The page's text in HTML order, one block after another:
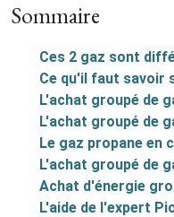
Sommaire
Ces 2 gaz sont
Ce qu'il faut savoir
L'achat groupé de
L'achat groupé de
Le gaz propane en
L'achat groupé de
Achat d'énergie
L'aide de l'expert